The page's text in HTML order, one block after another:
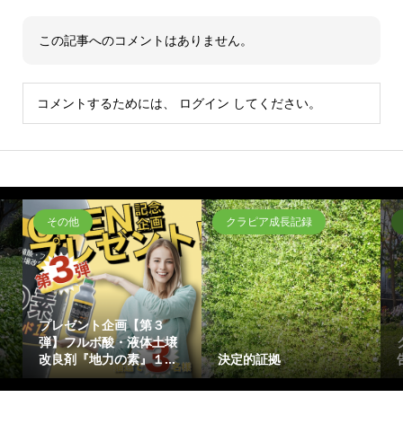
この記事へのコメントはありません。
コメントするためには、 ログイン してください。
その他
プレゼント企画【第３
弾】フルボ酸・液体土壌
改良剤『地力の素』１...
クラピア成長記録
決定的証拠